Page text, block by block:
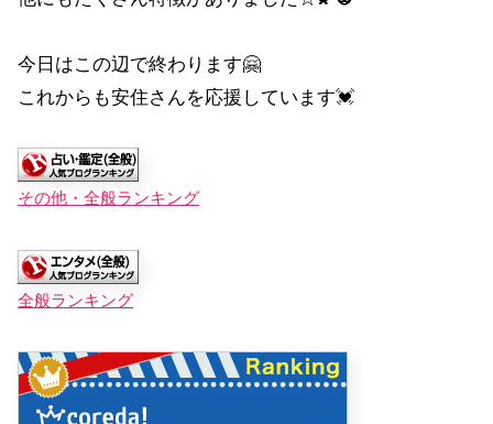
今日はこの辺で終わります🤗
これからも安住さんを応援しています💓
その他・全般ランキング
全般ランキング